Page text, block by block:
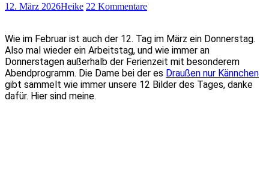
12. März 2026Heike 22 Kommentare
Wie im Februar ist auch der 12. Tag im März ein Donnerstag.
Also mal wieder ein Arbeitstag, und wie immer an
Donnerstagen außerhalb der Ferienzeit mit besonderem
Abendprogramm. Die Dame bei der es Draußen nur Kännchen
gibt sammelt wie immer unsere 12 Bilder des Tages, danke
dafür. Hier sind meine.